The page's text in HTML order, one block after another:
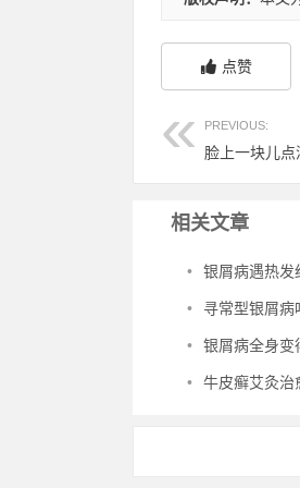
点赞
PREVIOUS:
脸上一块儿
相关文章
• 银屑病遇热发
• 寻常型银屑病吃
• 银屑病全身变得
• 牛皮癣艾灸治